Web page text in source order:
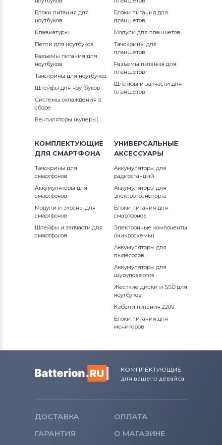
Блоки питания для
ноутбуков
Клавиатуры
Петли для ноутбуков
Разъемы питания для
ноутбуков
Тачскрины для ноутбуков
Шлейфы для ноутбуков
Системы охлаждения в
сборе
Вентиляторы (кулеры)
Блоки питания для
планшетов
Модули для планшетов
Тачскрины для
планшетов
Разъемы питания для
планшетов
Шлейфы и запчасти для
планшетов
КОМПЛЕКТУЮЩИЕ
ДЛЯ СМАРТФОНА
Тачскрины для
смартфонов
Аккумуляторы для
смартфонов
Модули и экраны для
смартфонов
Шлейфы и запчасти для
смартфонов
УНИВЕРСАЛЬНЫЕ
АКСЕССУАРЫ
Аккумуляторы для
радиостанций
Аккумуляторы для
электротранспорта
Блоки питания для
смартфонов
Электронные компоненты
(микросхемы)
Аккумуляторы для
пылесосов
Аккумуляторы для
шуруповертов
Жесткие диски и SSD для
ноутбуков
Кабели питания 220V
Блоки питания для
мониторов
КОМПЛЕКТУЮЩИЕ
для вашего девайса
ДОСТАВКА
ОПЛАТА
ГАРАНТИЯ
О МАГАЗИНЕ